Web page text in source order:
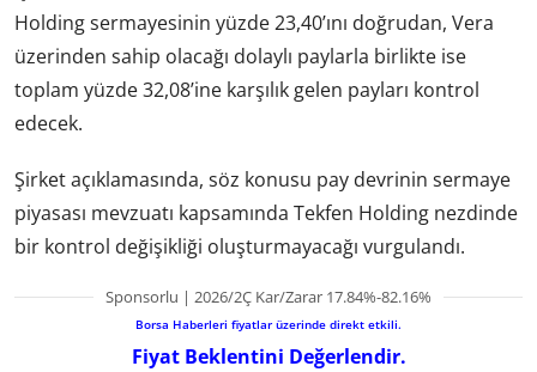
Holding sermayesinin yüzde 23,40’ını doğrudan, Vera
üzerinden sahip olacağı dolaylı paylarla birlikte ise
toplam yüzde 32,08’ine karşılık gelen payları kontrol
edecek.
Şirket açıklamasında, söz konusu pay devrinin sermaye
piyasası mevzuatı kapsamında Tekfen Holding nezdinde
bir kontrol değişikliği oluşturmayacağı vurgulandı.
Sponsorlu | 2026/2Ç Kar/Zarar 17.84%-82.16%
Borsa Haberleri fiyatlar üzerinde direkt etkili.
Fiyat Beklentini Değerlendir.